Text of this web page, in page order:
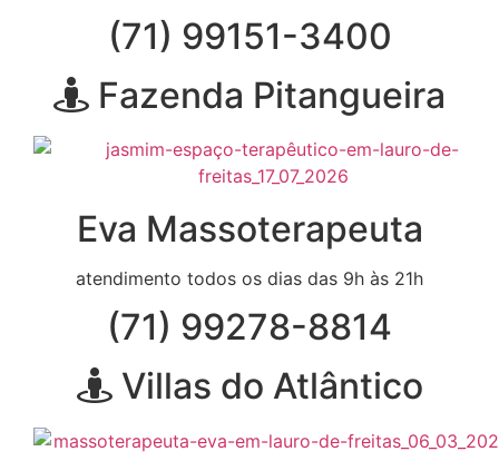
(71) 99151-3400
Fazenda Pitangueira
Eva Massoterapeuta
atendimento todos os dias das 9h às 21h
(71) 99278-8814
Villas do Atlântico